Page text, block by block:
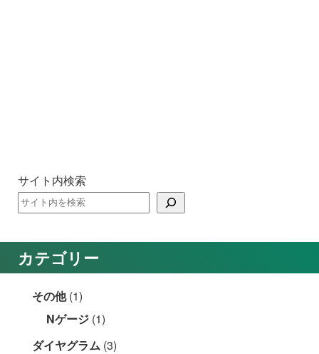
サイト内検索
カテゴリー
その他(1)
Nゲージ (1)
ダイヤグラム (3)